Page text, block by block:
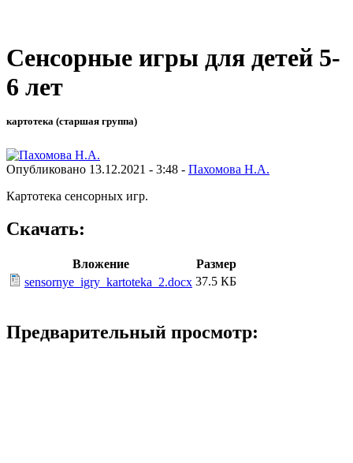
Сенсорные игры для детей 5-
6 лет
картотека (старшая группа)
Опубликовано 13.12.2021 - 3:48 - Пахомова Н.А.
Картотека сенсорных игр.
Скачать:
Вложение
Размер
sensornye_igry_kartoteka_2.docx 37.5 КБ
Предварительный просмотр: